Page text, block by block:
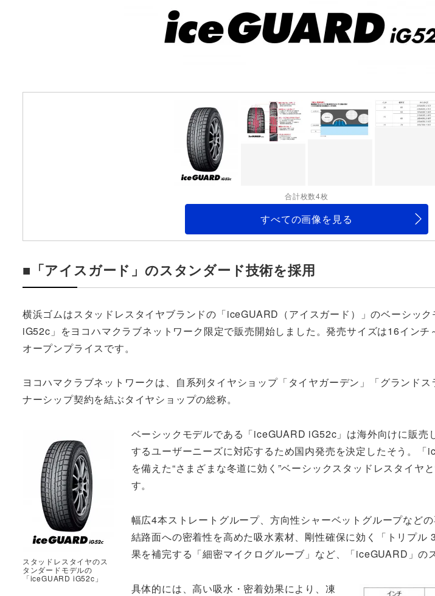
合計枚数4枚
すべての画像を見る
■「アイスガード」のスタンダード技術を採用
横浜ゴムはスタッドレスタイヤブランドの「iceGUARD（アイスガード）」のベーシッ
iG52c」をヨコハマクラブネットワーク限定で販売開始しました。発売サイズは16イン
オープンプライスです。
ヨコハマクラブネットワークは、自系列タイヤショップ「タイヤガーデン」「グランド
ナーシップ契約を結ぶタイヤショップの総称。
スタッドレスタイヤのス
タンダードモデルの
「iceGUARD iG52c」
ベーシックモデルである「iceGUARD iG52c」は海外向けに販売
するユーザーニーズに対応するため国内発売を決定したそう。「
を備えた“さまざまな冬道に効く”ベーシックスタッドレスタイヤ
す。
幅広4本ストレートグループ、方向性シャーベットグループなど
結路面への密着性を高めた吸水素材、剛性確保に効く「トリプル
果を補完する「細密マイクログルーブ」など、「iceGUARD」の
具体的には、高い吸水・密着効果により、凍